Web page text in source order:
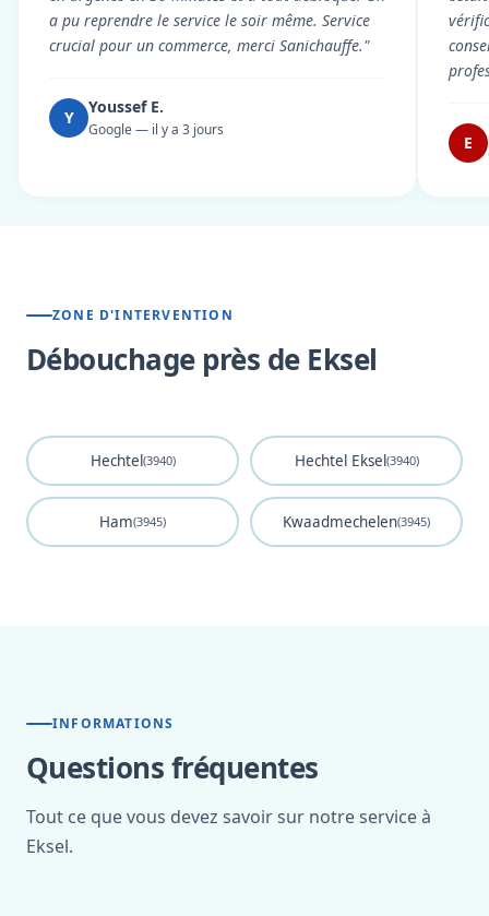
a pu reprendre le service le soir même. Service
crucial pour un commerce, merci Sanichauffe."
Y
Youssef E.
Google — il y a 3 jours
E
ZONE D'INTERVENTION
Débouchage près de Eksel
Hechtel(3940) Hechtel Eksel(3940)
Ham(3945) Kwaadmechelen(3945)
INFORMATIONS
Questions fréquentes
Tout ce que vous devez savoir sur notre service à
Eksel.